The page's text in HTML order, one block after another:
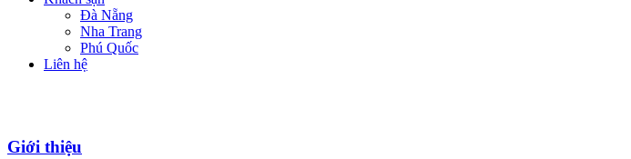
Đà Nẵng
Nha Trang
Phú Quốc
Liên hệ
Giới thiệu